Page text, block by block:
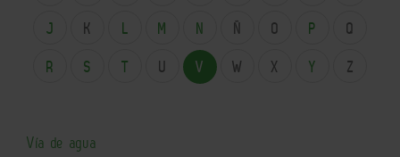
J K L M N Ñ O P Q
R S T U V W X Y Z
Vía de agua